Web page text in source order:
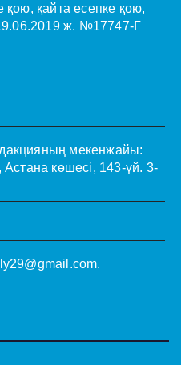
қою, қайта есепке қою,
ж. №17747-Г
мекенжайы:
көшесі, 143-үй. 3-
.